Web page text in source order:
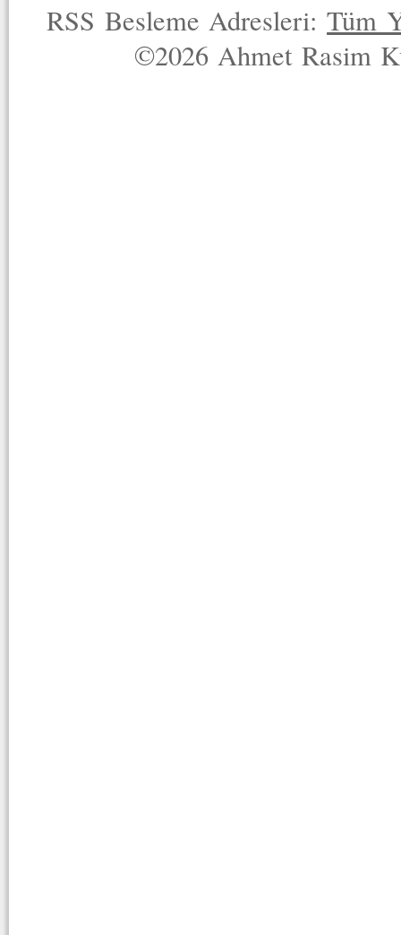
RSS Besleme Adresleri:Tüm
©2026 Ahmet Rasim